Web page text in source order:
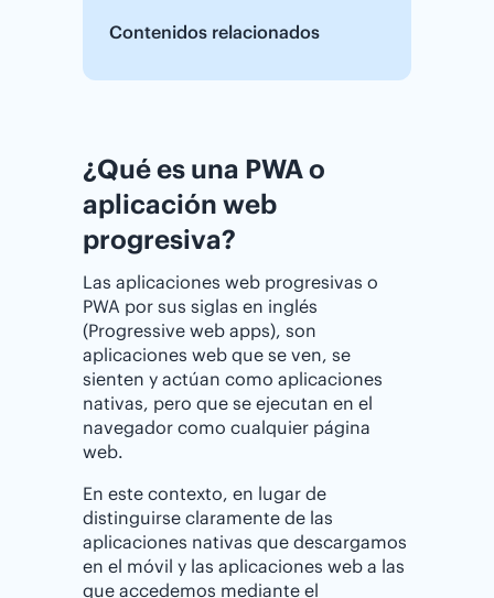
Contenidos relacionados
¿Qué es una PWA o
aplicación web
progresiva?
Las aplicaciones web progresivas o
PWA por sus siglas en inglés
(Progressive web apps), son
aplicaciones web que se ven, se
sienten y actúan como aplicaciones
nativas, pero que se ejecutan en el
navegador como cualquier página
web.
En este contexto, en lugar de
distinguirse claramente de las
aplicaciones nativas que descargamos
en el móvil y las aplicaciones web a las
que accedemos mediante el